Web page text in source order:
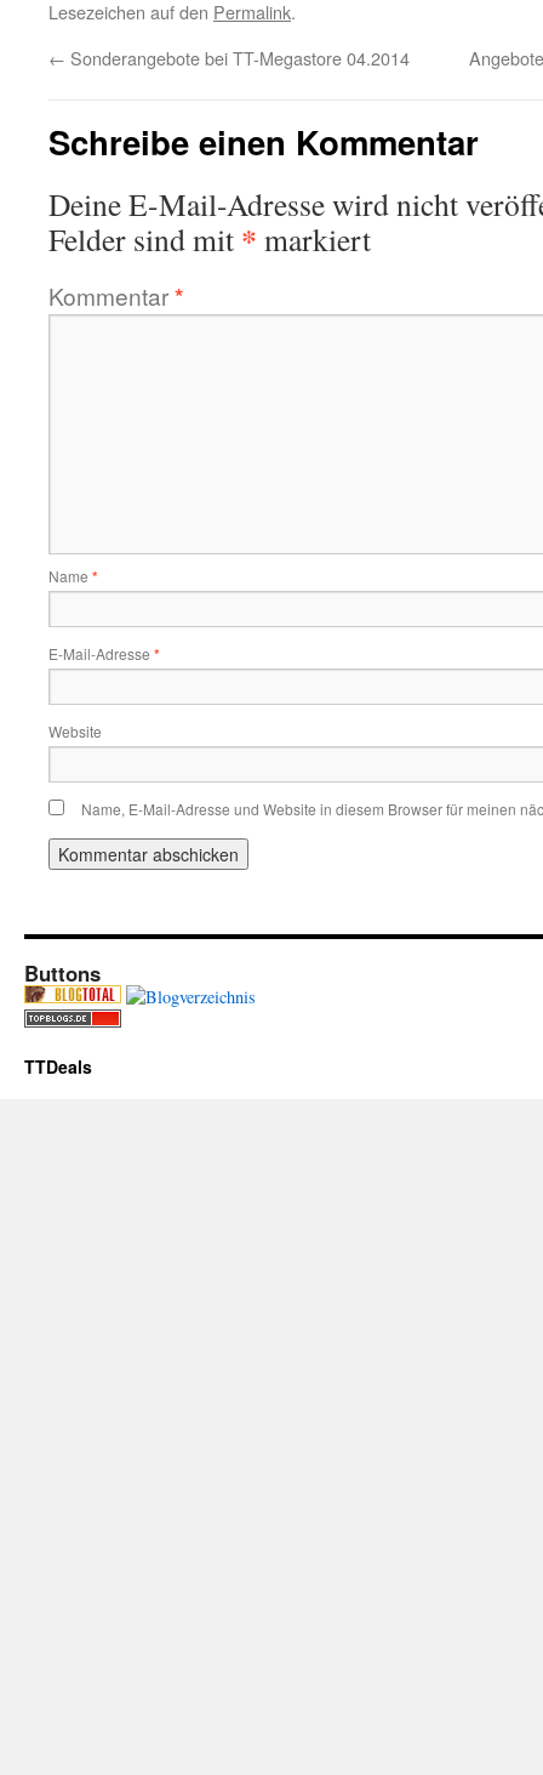
Lesezeichen auf den Permalink.
← Sonderangebote bei TT-Megastore 04.2014
Schreibe einen Kommentar
Deine E-Mail-Adresse wird nicht
Felder sind mit * markiert
Kommentar*
Name *
E-Mail-Adresse *
Website
Name, E-Mail-Adresse und Website in diesem Browser für meinen
Buttons
TTDeals